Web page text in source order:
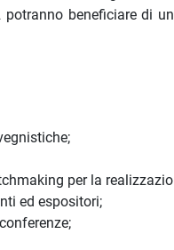
beneficiare di
per la
ed espositori;